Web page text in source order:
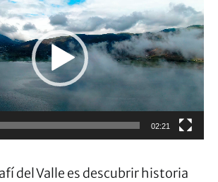
02:21
del Valle es descubrir historia